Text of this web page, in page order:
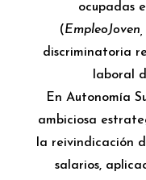
ocupadas
(EmpleoJoven,
discriminatoria
laboral
En Autonomía
ambiciosa
la reivindicación
salarios,